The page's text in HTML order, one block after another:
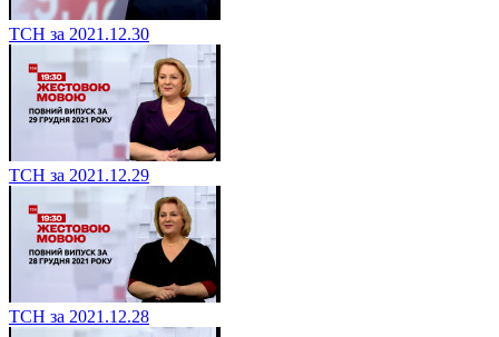
ТСН за 2021.12.30
ТСН за 2021.12.29
ТСН за 2021.12.28